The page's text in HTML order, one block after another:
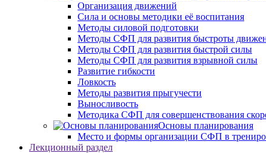
Организация движений
Сила и основы методики её воспитания
Методы силовой подготовки
Методы СФП для развития быстроты
Методы СФП для развития быстрой силы
Методы СФП для развития взрывной силы
Развитие гибкости
Ловкость
Методы развития прыгучести
Выносливость
Методика СФП для совершенствования
Основы планирования
Место и формы организации СФП в
Лекционный раздел